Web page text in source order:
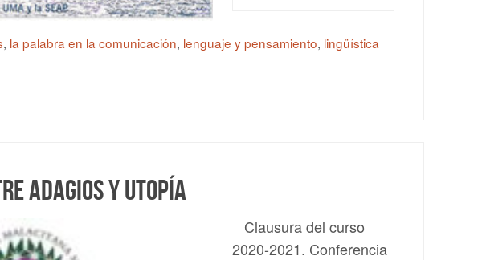
, la palabra en la comunicación, lenguaje y pensamiento, lingüística
adagios y utopía
Clausura del curso
2020-2021. Conferencia